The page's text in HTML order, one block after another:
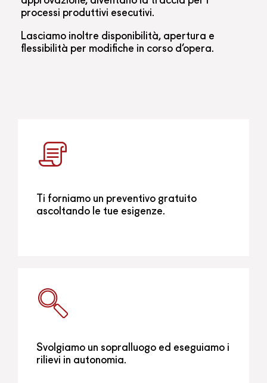
processi produttivi esecutivi.
Lasciamo inoltre disponibilità, apertura e
flessibilità per modifiche in corso d’opera.
Ti forniamo un preventivo gratuito
ascoltando le tue esigenze.
Svolgiamo un sopralluogo ed eseguiamo i
rilievi in autonomia.